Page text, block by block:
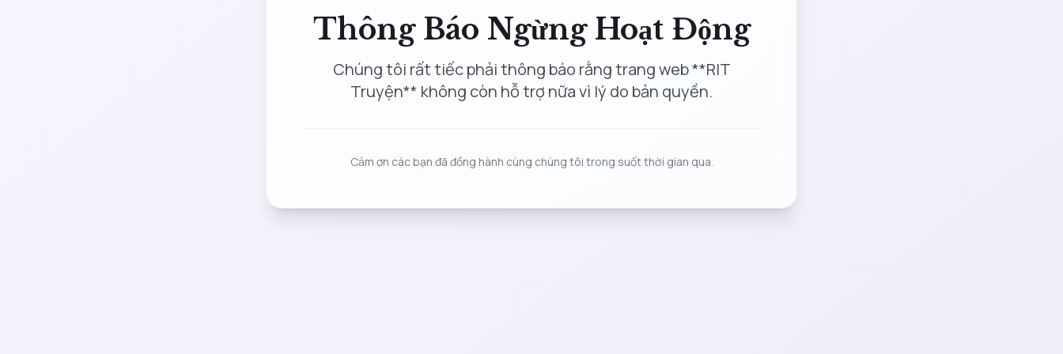
Thông Báo Ngừng Hoạt Động
Chúng tôi rất tiếc phải thông báo rằng trang web **RIT
Truyện** không còn hỗ trợ nữa vì lý do bản quyền.
Cảm ơn các bạn đã đồng hành cùng chúng tôi trong suốt thời gian qua.